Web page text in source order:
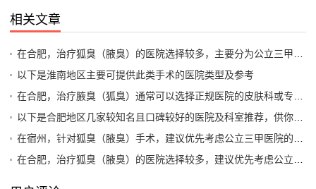
相关文章
以下是淮南地区主要可提供此类手术的医院类型及参考